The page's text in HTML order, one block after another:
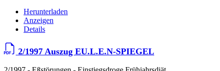
Herunterladen
Anzeigen
Details
2/1997 Auszug EU.L.E.N-SPIEGEL